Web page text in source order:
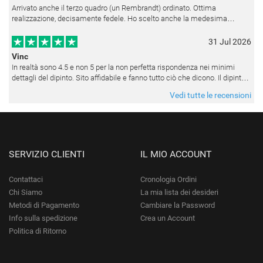
Arrivato anche il terzo quadro (un Rembrandt) ordinato. Ottima
realizzazione, decisamente fedele. Ho scelto anche la medesima
appesi
31 Jul 2026
Vinc
In realtà sono 4.5 e non 5 per la non perfetta rispondenza nei minimi
dettagli del dipinto. Sito affidabile e fanno tutto ciò che dicono. Il dipinto,
Vedi tutte le recensioni
SERVIZIO CLIENTI
Contattaci
Chi Siamo
Metodi di Pagamento
Info sulla spedizione
Politica di Ritorno
IL MIO ACCOUNT
Cronologia Ordini
La mia lista dei desideri
Cambiare la Password
Crea un Account